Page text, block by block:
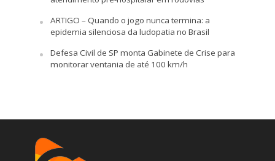
ARTIGO – Quando o jogo nunca termina: a
epidemia silenciosa da ludopatia no Brasil
Defesa Civil de SP monta Gabinete de Crise para
monitorar ventania de até 100 km/h